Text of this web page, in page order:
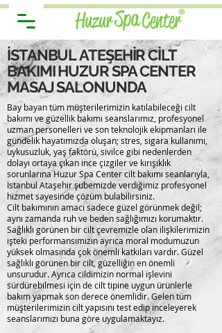
İSTANBULATEŞEHİR CİLT
BAKIMI HUZUR SPA CENTER
MASAJ SALONUNDA
Bay bayan tüm müşterilerimizin katılabileceği cilt
bakımı ve güzellik bakımı seanslarımız, profesyonel
uzman personelleri ve son teknolojik ekipmanları ile
gündelik hayatımızda oluşan; stres, sigara kullanımı,
uykusuzluk, yaş faktörü, sivilce gibi nedenlerden
dolayı ortaya çıkan ince çizgiler ve kırışıklık
sorunlarına Huzur Spa Center cilt bakımı seanlarıyla,
İstanbul Ataşehir şubemizde verdiğimiz profesyonel
hizmet sayesinde çözüm bulabilirsiniz.
Cilt bakımının amacı sadece güzel görünmek değil;
aynı zamanda ruh ve beden sağlığımızı korumaktır.
Sağlıklı görünen bir cilt çevremizle olan ilişkilerimizin
işteki performansımızın ayrıca moral modumuzun
yüksek olmasında çok önemli katkıları vardır. Güzel
sağlıklı görünen bir cilt, güzelliğin en önemli
unsurudur. Ayrıca cildimizin normal işlevini
sürdürebilmesi için de cilt tipine uygun ürünlerle
bakım yapmak son derece önemlidir. Gelen tüm
müşterilerimizin cilt yapısını test edip inceleyerek
seanslarımızı buna göre uygulamaktayız.